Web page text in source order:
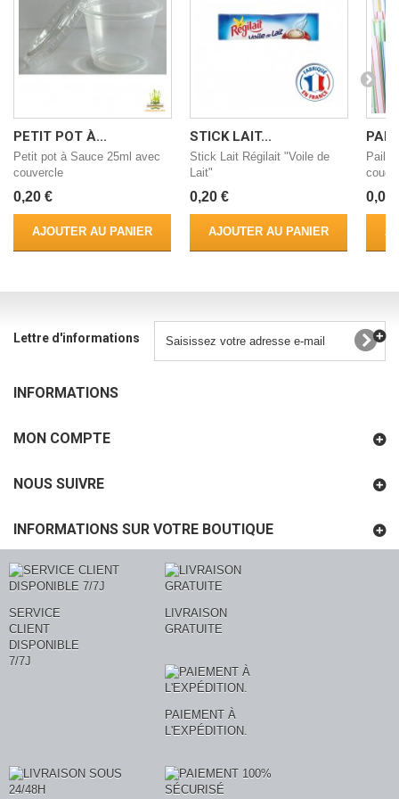
PETIT POT À...
Petit pot à Sauce 25ml avec
couvercle
0,20 €
AJOUTER AU PANIER
STICK LAIT...
Stick Lait Régilait "Voile de
Lait"
0,20 €
AJOUTER AU PANIER
Paille
0,05
Lettre d'informations
INFORMATIONS
MON COMPTE
NOUS SUIVRE
INFORMATIONS SUR VOTRE BOUTIQUE
SERVICE
CLIENT
DISPONIBLE
7/7J
LIVRAISON
GRATUITE
PAIEMENT À
L'EXPÉDITION.